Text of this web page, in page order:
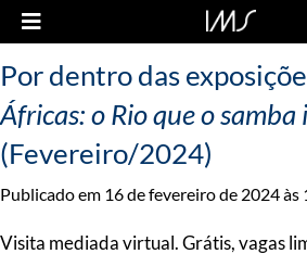
Por dentro das
Áfricas: o Rio que o
(Fevereiro/2024)
Publicado em 16 de fevereiro de 2024 às
Visita mediada virtual. Grátis, vagas